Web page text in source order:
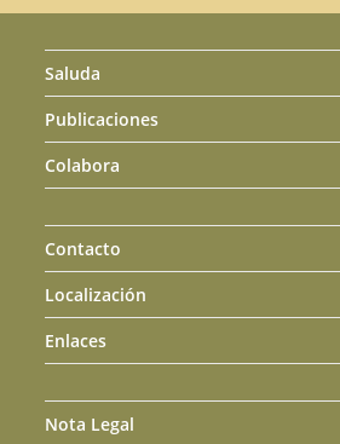
Saluda
Publicaciones
Colabora
Contacto
Localización
Enlaces
Nota Legal